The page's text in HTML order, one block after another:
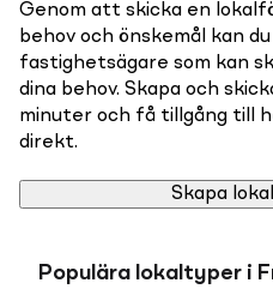
Genom att skicka en
behov och önskemål kan
fastighetsägare som kan
dina behov. Skapa och
minuter och få tillgång till
direkt.
Skapa
Populära lokaltyper i